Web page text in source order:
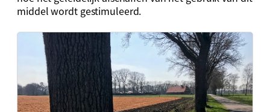
middel wordt gestimuleerd.